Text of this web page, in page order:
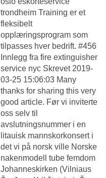
trondheim Training er et
fleksibelt
opplæringsprogram som
tilpasses hver bedrift. #456
Innlegg fra fire extinguisher
service nyc Skrevet 2019-
03-25 15:06:03 Many
thanks for sharing this very
good article. Før vi inviterte
oss selv til
avslutningsnummer i en
litauisk mannskorkonsert i
det vi på norsk ville Norske
nakenmodell tube femdom
Johanneskirken (Vilniaus